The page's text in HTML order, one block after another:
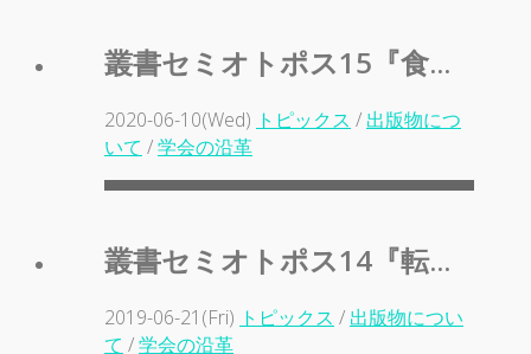
叢書セミオトポス15『食...
2020-06-10(Wed) トピックス / 出版物につ
いて /学会の沿革
叢書セミオトポス14『転...
2019-06-21(Fri) トピックス / 出版物につい
て /学会の沿革